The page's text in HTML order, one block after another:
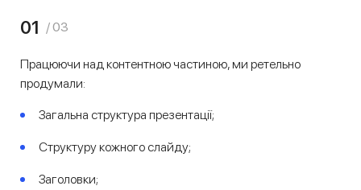
01 / 03
Працюючи над контентною частиною, ми ретельно
продумали:
Загальна структура презентації;
Структуру кожного слайду;
Заголовки;